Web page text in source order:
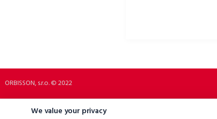
ORBISSON, s.r.o. © 2022
We value your privacy